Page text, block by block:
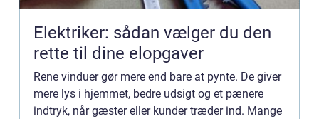
Elektriker: sådan vælger du den
rette til dine elopgaver
Rene vinduer gør mere end bare at pynte. De giver
mere lys i hjemmet, bedre udsigt og et pænere
indtryk, når gæster eller kunder træder ind. Mange